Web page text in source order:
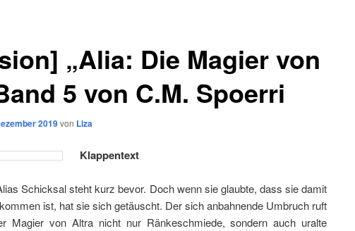
„Alia: Die Magier von
5 von C.M. Spoerri
2019von Liza
Klappentext
Schicksal steht kurz bevor. Doch wenn sie glaubte, dass sie damit
ist, hat sie sich getäuscht. Der sich anbahnende Umbruch ruft
Magier von Altra nicht nur Ränkeschmiede, sondern auch uralte